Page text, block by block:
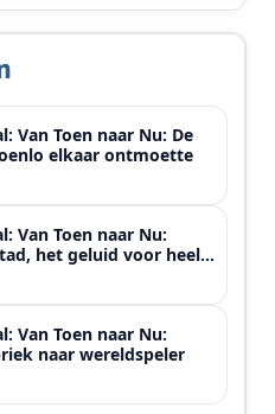
Van Toen naar Nu: De
elkaar ontmoette
Van Toen naar Nu:
het geluid voor heel
Van Toen naar Nu:
naar wereldspeler